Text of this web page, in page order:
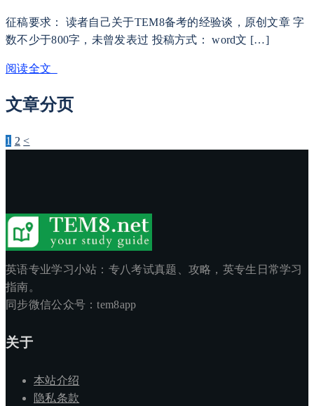
征稿要求： 读者自己关于TEM8备考的经验谈，原创文章 字
数不少于800字，未曾发表过 投稿方式： word文 […]
阅读全文
文章分页
1 2 <
英语专业学习小站：专八考试真题、攻略，英专生日常学习
指南。
同步微信公众号：tem8app
关于
本站介绍
隐私条款